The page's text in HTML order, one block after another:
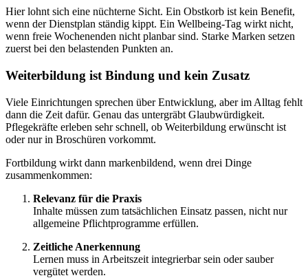
Hier lohnt sich eine nüchterne Sicht. Ein Obstkorb ist kein Benefit,
wenn der Dienstplan ständig kippt. Ein Wellbeing-Tag wirkt nicht,
wenn freie Wochenenden nicht planbar sind. Starke Marken setzen
zuerst bei den belastenden Punkten an.
Weiterbildung ist Bindung und kein Zusatz
Viele Einrichtungen sprechen über Entwicklung, aber im Alltag fehlt
dann die Zeit dafür. Genau das untergräbt Glaubwürdigkeit.
Pflegekräfte erleben sehr schnell, ob Weiterbildung erwünscht ist
oder nur in Broschüren vorkommt.
Fortbildung wirkt dann markenbildend, wenn drei Dinge
zusammenkommen:
Relevanz für die Praxis
Inhalte müssen zum tatsächlichen Einsatz passen, nicht nur
allgemeine Pflichtprogramme erfüllen.
Zeitliche Anerkennung
Lernen muss in Arbeitszeit integrierbar sein oder sauber
vergütet werden.